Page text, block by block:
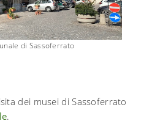
di Sassoferrato
dei musei di Sassoferrato
.